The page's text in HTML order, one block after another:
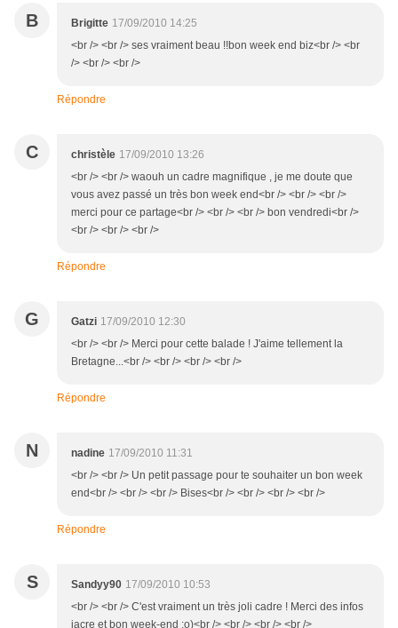
B Brigitte 17/09/2010 14:25
<br /> <br /> ses vraiment beau !!bon week end biz<br /> <br
/> <br /> <br />
Répondre
C christèle 17/09/2010 13:26
<br /> <br /> waouh un cadre magnifique , je me doute que
vous avez passé un très bon week end<br /> <br /> <br />
merci pour ce partage<br /> <br /> <br /> bon vendredi<br />
<br /> <br /> <br />
Répondre
G Gatzi 17/09/2010 12:30
<br /> <br /> Merci pour cette balade ! J'aime tellement la
Bretagne...<br /> <br /> <br /> <br />
Répondre
N nadine 17/09/2010 11:31
<br /> <br /> Un petit passage pour te souhaiter un bon week
end<br /> <br /> <br /> Bises<br /> <br /> <br /> <br />
Répondre
S Sandyy90 17/09/2010 10:53
<br /> <br /> C'est vraiment un très joli cadre ! Merci des infos
jacre et bon week-end :o)<br /> <br /> <br /> <br />